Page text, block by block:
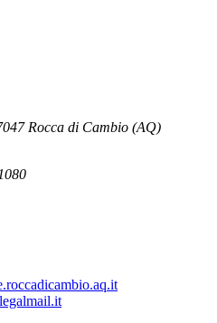
Rocca di Cambio (AQ)